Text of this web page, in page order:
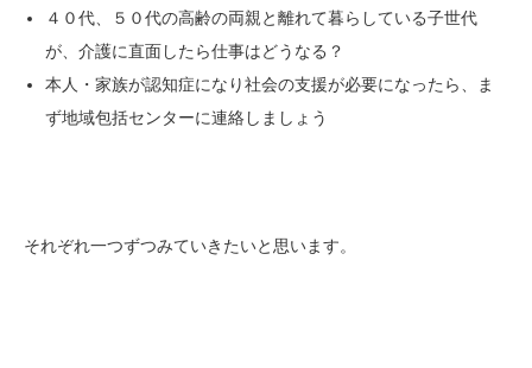
４０代、５０代の高齢の両親と離れて暮らしている子世代
が、介護に直面したら仕事はどうなる？
本人・家族が認知症になり社会の支援が必要になったら、ま
ず地域包括センターに連絡しましょう
それぞれ一つずつみていきたいと思います。